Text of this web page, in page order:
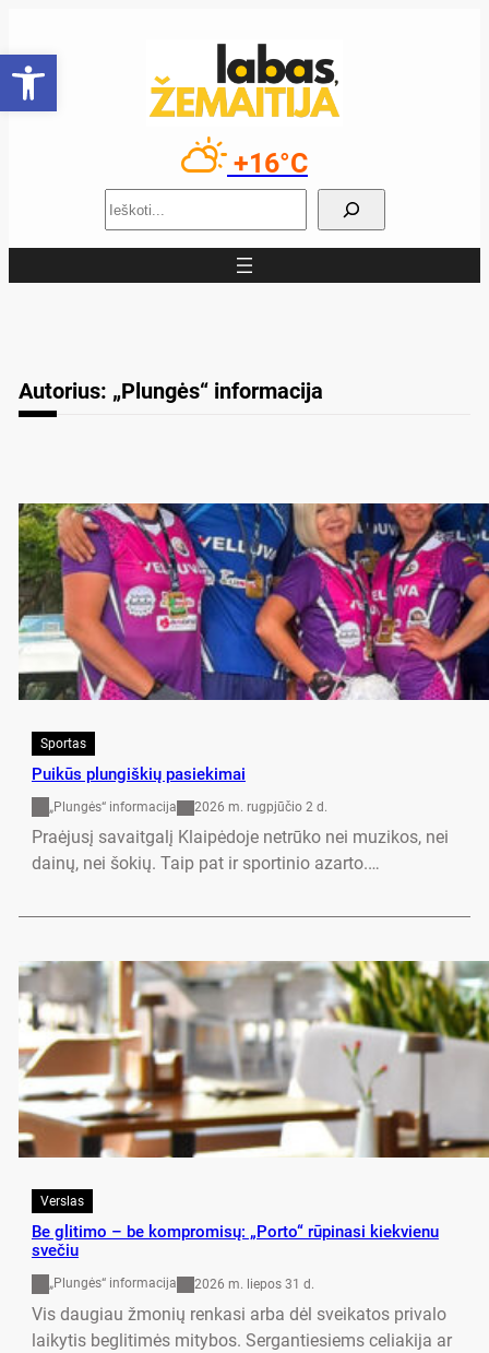
Open toolbar
turinio
+16°C
Paieška
Autorius: „Plungės“ informacija
Sportas
Pui­kūs plun­giš­kių pa­sie­ki­mai
„Plungės“ informacija 2026 m. rugpjūčio 2 d.
Praė­ju­sį sa­vait­ga­lį Klai­pė­do­je ne­trū­ko nei mu­zi­kos, nei
dai­nų, nei šo­kių. Taip pat ir spor­ti­nio azar­to.…
Verslas
Be gli­ti­mo – be komp­ro­mi­sų: „Por­to“ rū­pi­na­si kiek­vie­nu
sve­čiu
„Plungės“ informacija 2026 m. liepos 31 d.
Vis dau­giau žmo­nių ren­ka­si ar­ba dėl svei­ka­tos pri­va­lo
lai­ky­tis be­gli­ti­mės mi­ty­bos. Ser­gan­tie­siems ce­lia­ki­ja ar